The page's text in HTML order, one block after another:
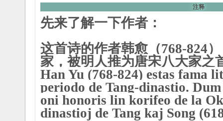
注释
先来了解一下作者：
这首诗的作者韩愈（768-824
家，被明人推为唐宋八大家之
Han Yu (768-824) estas fama
periodo de Tang-dinastio.
oni honoris lin korifeo de la
dinastioj de Tang kaj Song